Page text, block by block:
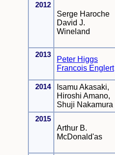
2012
Serge Haroche
David J.
Wineland
2013
Peter Higgs
Francois Englert
2014
Isamu Akasaki,
Hiroshi Amano,
Shuji Nakamura
2015
Arthur B.
McDonald'as